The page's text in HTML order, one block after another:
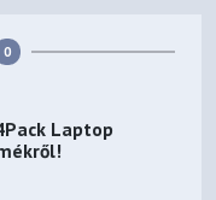
0
Laptop